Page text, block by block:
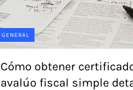
GENERAL
Cómo obtener
avalúo fiscal simple